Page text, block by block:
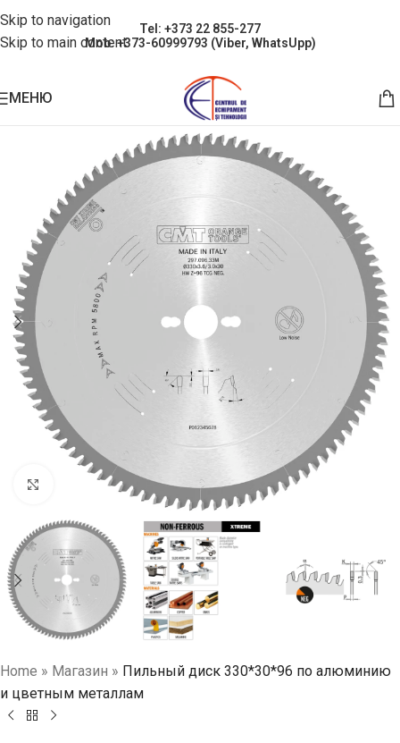
Skip to navigation
Skip to main content
Tel: +373 22 855-277
Mob: +373-60999793 (Viber, WhatsUpp)
МЕНЮ
Нажмите, чтобы увеличить
Home » Магазин » Пильный диск 330*30*96 по алюминию
и цветным металлам